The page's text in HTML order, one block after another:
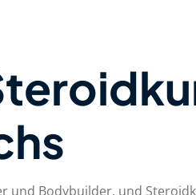
und Bodybuilder, und